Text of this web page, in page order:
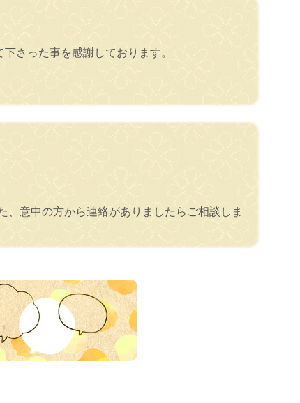
さった事を感謝しております。
、意中の方から連絡がありましたらご相談しま